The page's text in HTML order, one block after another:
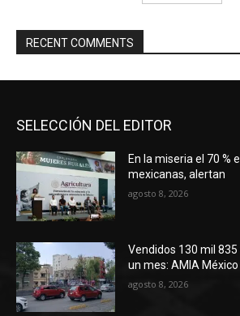
RECENT COMMENTS
SELECCIÓN DEL EDITOR
En la miseria el 70 %
mexicanas, alertan
agosto 8, 2026
Vendidos 130 mil
un mes: AMIA México
agosto 8, 2026